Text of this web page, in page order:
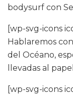
bodysurf con
[wp-svg-icons
Hablaremos
del Océano,
llevadas al
[wp-svg-icons